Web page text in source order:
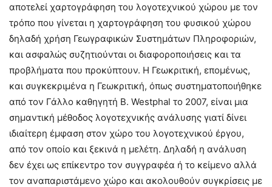
αποτελεί χαρτογράφηση του λογοτεχνικού χώρου με τον
τρόπο που γίνεται η χαρτογράφηση του φυσικού χώρου
δηλαδή χρήση Γεωγραφικών Συστημάτων Πληροφοριών,
και ασφαλώς συζητιούνται οι διαφοροποιήσεις και τα
προβλήματα που προκύπτουν. Η Γεωκριτική, επομένως,
και συγκεκριμένα η Γεωκριτική, όπως συστηματοποιήθηκε
από τον Γάλλο καθηγητή B. Westphal το 2007, είναι μια
σημαντική μέθοδος λογοτεχνικής ανάλυσης γιατί δίνει
ιδιαίτερη έμφαση στον χώρο του λογοτεχνικού έργου,
από τον οποίο και ξεκινά η μελέτη. Δηλαδή η ανάλυση
δεν έχει ως επίκεντρο τον συγγραφέα ή το κείμενο αλλά
τον αναπαριστάμενο χώρο και ακολουθούν συγκρίσεις με